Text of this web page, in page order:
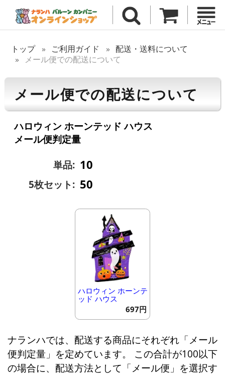
トップ ご利用ガイド
配送・送料について
メール便での配送について
メール便での配送について
ハロウィン ホーンテッド ハウス
メール便判定量
単品: 10
5枚セット: 50
ハロウィン ホーンテ
ッド ハウス
697円
ナランハでは、配送する商品にそれぞれ「メール
便判定量」を定めています。 この合計が100以下
の場合に、配送方法として「メール便」を選択す